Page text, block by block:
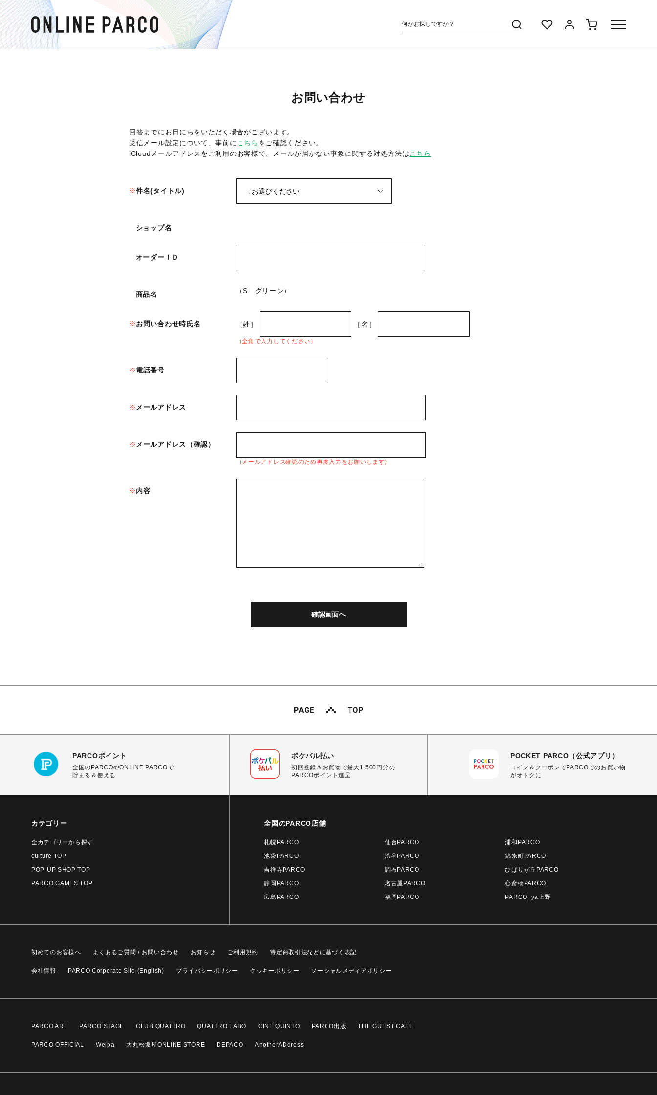
お問い合わせ
回答までにお日にちをいただく場合がございます。
受信メール設定について、事前に こちら をご確認ください。
iCloudメールアドレスをご利用のお客様で、メールが届かない事象に関する対処方法はこちら
件名(タイトル)
ショップ名
オーダーＩＤ
商品名 （S グリーン）
お問い合わせ時氏名 ［姓］ ［名］
（全角で入力してください）
電話番号
メールアドレス
メールアドレス（確認）
（メールアドレス確認のため再度入力をお願いします)
内容
PARCOポイント
全国のPARCOやONLINE PARCOで
貯まる＆使える
ポケパル払い
初回登録＆お買物で最大1,500円分の
PARCOポイント進呈
POCKET PARCO（公式アプリ）
コイン＆クーポンでPARCOでのお買い物
がオトクに
カテゴリー
全カテゴリーから探す
culture TOP
POP-UP SHOP TOP
PARCO GAMES TOP
全国のPARCO店舗
札幌PARCO 仙台PARCO
浦和PARCO
池袋PARCO
渋谷PARCO
錦糸町PARCO
吉祥寺PARCO
調布PARCO
ひばりが丘PARCO
静岡PARCO
名古屋PARCO
心斎橋PARCO
広島PARCO
福岡PARCO PARCO_ya上野
初めてのお客様へ よくあるご質問 / お問い合わせ お知らせ ご利用規約 特定商取引法などに基づく表記
会社情報 PARCO Corporate Site (English) プライバシーポリシー クッキーポリシー ソーシャルメディアポリシー
PARCO ART PARCO STAGE CLUB QUATTRO QUATTRO LABO CINE QUINTO PARCO出版 THE GUEST CAFE
PARCO OFFICIAL Welpa 大丸松坂屋ONLINE STORE DEPACO AnotherADdress